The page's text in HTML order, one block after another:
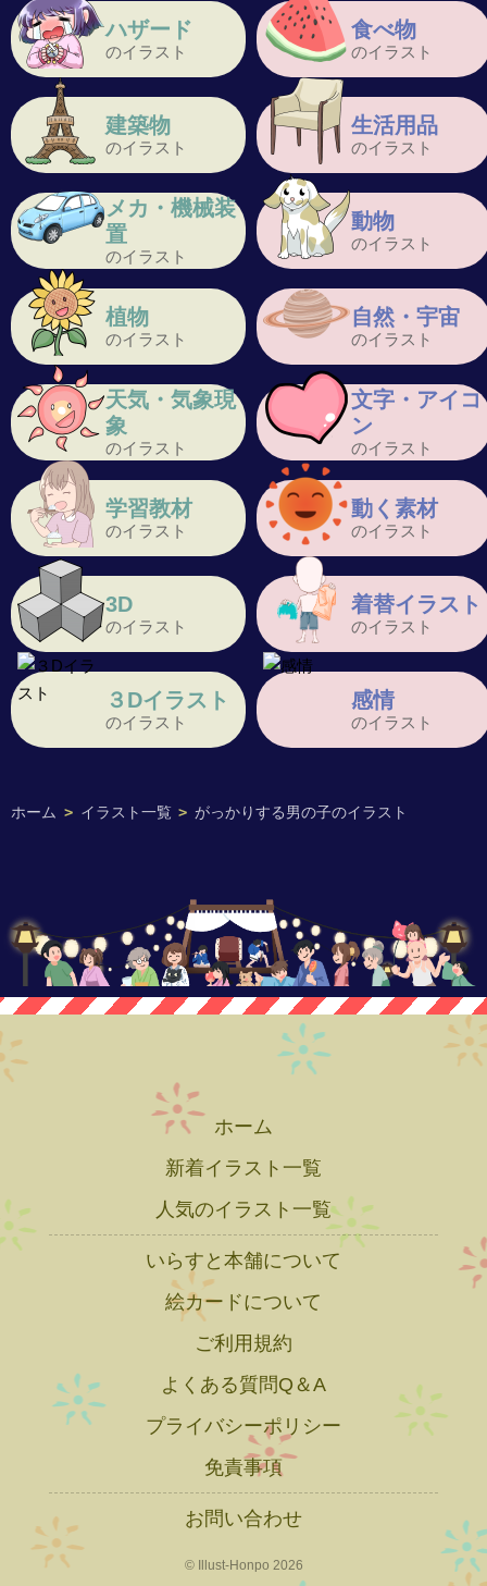
ホーム > イラスト一覧 > がっかりする男の子のイラスト
ハザード
のイラスト
食べ物
のイラスト
建築物
のイラスト
生活用品
のイラスト
メカ・機械装
置
のイラスト
動物
のイラスト
植物
のイラスト
自然・宇宙
のイラスト
天気・気象現
象
のイラスト
文字・アイコ
ン
のイラスト
学習教材
のイラスト
動く素材
のイラスト
3D
のイラスト
着替イラスト
のイラスト
３Dイラスト
のイラスト
感情
のイラスト
ホーム
新着イラスト一覧
人気のイラスト一覧
いらすと本舗について
絵カードについて
ご利用規約
よくある質問Q＆A
プライバシーポリシー
免責事項
お問い合わせ
© Illust-Honpo 2026